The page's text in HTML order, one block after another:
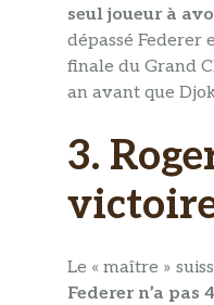
seul joueur à
dépassé Federer
finale du Grand
an avant que
3.
Le « maître »
Federer n’a